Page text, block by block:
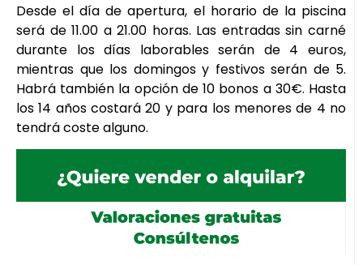
Desde el día de apertura, el horario de la piscina
será de 11.00 a 21.00 horas. Las entradas sin carné
durante los días laborables serán de 4 euros,
mientras que los domingos y festivos serán de 5.
Habrá también la opción de 10 bonos a 30€. Hasta
los 14 años costará 20 y para los menores de 4 no
tendrá coste alguno.